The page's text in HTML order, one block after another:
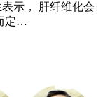
示， 肝纤维化会
定…